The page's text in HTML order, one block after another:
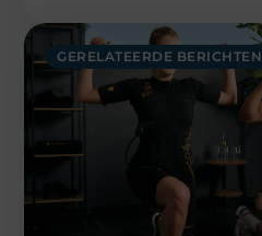
GERELATEERDE BERICHTEN